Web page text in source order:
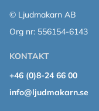
© Ljudmakarn AB
Org nr: 556154-6143
KONTAKT
+46 (0)8-24 66 00
info@ljudmakarn.se